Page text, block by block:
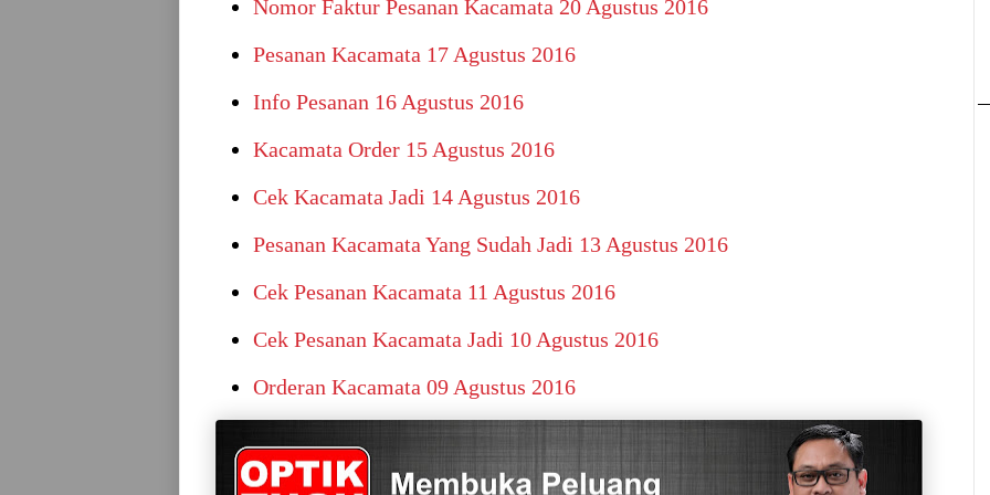
Nomor Faktur Pesanan Kacamata 20 Agustus 2016
Pesanan Kacamata 17 Agustus 2016
Info Pesanan 16 Agustus 2016
Kacamata Order 15 Agustus 2016
Cek Kacamata Jadi 14 Agustus 2016
Pesanan Kacamata Yang Sudah Jadi 13 Agustus 2016
Cek Pesanan Kacamata 11 Agustus 2016
Cek Pesanan Kacamata Jadi 10 Agustus 2016
Orderan Kacamata 09 Agustus 2016